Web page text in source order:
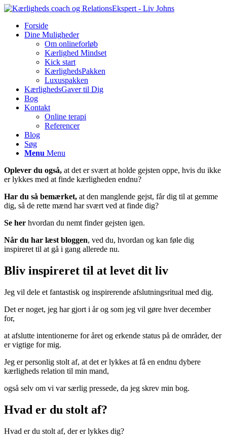
Forside
Dine Muligheder
Om onlineforløb
Kærlighed Mindset
Kick start
KærlighedsPakken
Luxuspakken
KærlighedsGaver til Dig
Bog
Kontakt
Online terapi
Referencer
Blog
Søg
Menu Menu
Oplever du også, at det er svært at holde gejsten oppe, hvis du ikke
er lykkes med at finde kærligheden endnu?
Har du så bemærket, at den manglende gejst, får dig til at gemme
dig, så de rette mænd har svært ved at finde dig?
Se her hvordan du nemt finder gejsten igen.
Når du har læst bloggen, ved du, hvordan og kan føle dig
inspireret til at gå i gang allerede nu.
Bliv inspireret til at levet dit liv
Jeg vil dele et fantastisk og inspirerende afslutningsritual med dig.
Det er noget, jeg har gjort i år og som jeg vil gøre hver december
for,
at afslutte intentionerne for året og erkende status på de områder, der
er vigtige for mig.
Jeg er personlig stolt af, at det er lykkes at få en endnu dybere
kærligheds relation til min mand,
også selv om vi var særlig pressede, da jeg skrev min bog.
Hvad er du stolt af?
Hvad er du stolt af, der er lykkes dig?